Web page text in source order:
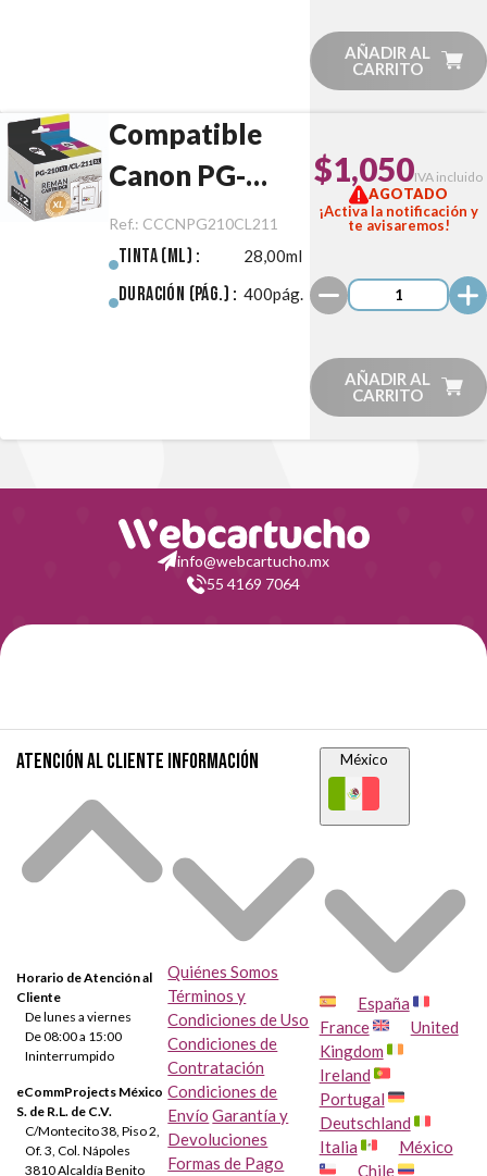
AÑADIR AL
CARRITO
Compatible
Canon PG-
210XL/CL-
211XL
Negro/Color
Ref.: CCCNPG210CL211
Tinta (ml) : 28,00ml
Duración (pág.) : 400pág.
$1,050IVA incluido
AGOTADO
¡Activa la notificación y
te avisaremos!
AÑADIR AL
CARRITO
info@webcartucho.mx
55 4169 7064
Atención al cliente
Horario de Atención al
Cliente
De lunes a viernes
De 08:00 a 15:00
Ininterrumpido
eCommProjects México
S. de R.L. de C.V.
C/Montecito 38, Piso 2,
Of. 3, Col. Nápoles
3810 Alcaldía Benito
Información
Quiénes Somos
Términos y
Condiciones de Uso
Condiciones de
Contratación
Condiciones de
Envío Garantía y
Devoluciones
Formas de Pago
México
España
France
United
Kingdom
Ireland
Portugal
Deutschland
Italia
México
Chile